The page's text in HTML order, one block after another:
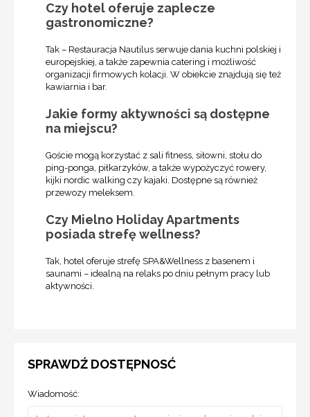
Czy hotel oferuje zaplecze
gastronomiczne?
Tak – Restauracja Nautilus serwuje dania kuchni polskiej i
europejskiej, a także zapewnia catering i możliwość
organizacji firmowych kolacji. W obiekcie znajdują się też
kawiarnia i bar.
Jakie formy aktywności są dostępne
na miejscu?
Goście mogą korzystać z sali fitness, siłowni, stołu do
ping-ponga, piłkarzyków, a także wypożyczyć rowery,
kijki nordic walking czy kajaki. Dostępne są również
przewozy meleksem.
Czy Mielno Holiday Apartments
posiada strefę wellness?
Tak, hotel oferuje strefę SPA&Wellness z basenem i
saunami – idealną na relaks po dniu pełnym pracy lub
aktywności.
SPRAWDŹ DOSTĘPNOSĆ
Wiadomość: